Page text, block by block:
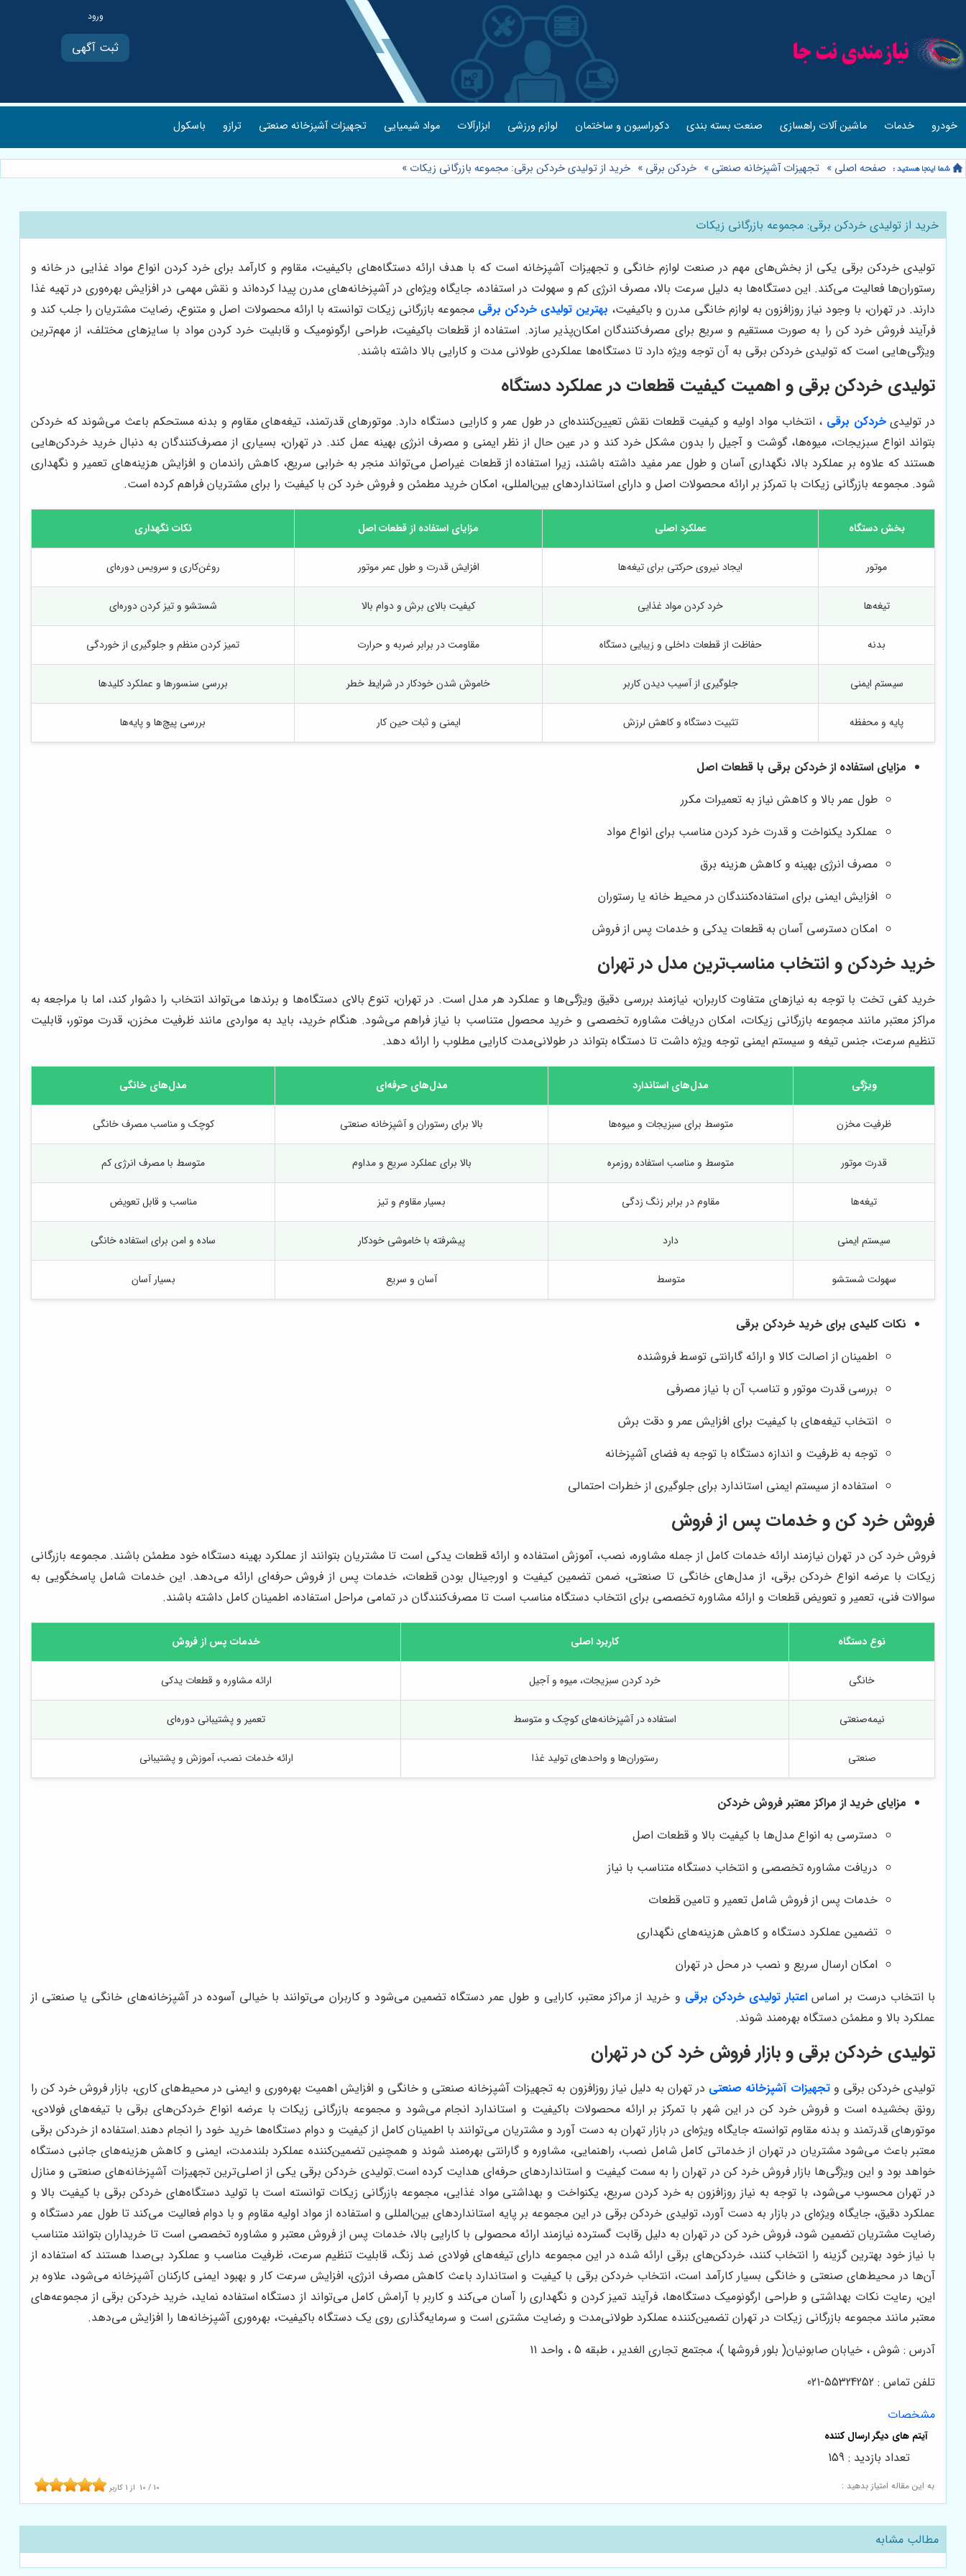
ثبت آگهی
خودرو خدمات ماشین آلات راهسازی صنعت بسته بندی دکوراسیون و ساختمان لوازم ورزشی ابزارآلات مواد شیمیایی تجهیزات آشپزخانه صنعتی ترازو باسکول
صفحه اصلی » تجهیزات آشپزخانه صنعتی » خردکن برقی » خرید از تولیدی خردکن برقی: مجموعه بازرگانی زیکات »
خرید از تولیدی خردکن برقی: مجموعه بازرگانی زیکات
تولیدی خردکن برقی یکی از بخش‌های مهم در صنعت لوازم خانگی و تجهیزات آشپزخانه است که با هدف ارائه دستگاه‌های باکیفیت، مقاوم و کارآمد برای خرد کردن انواع مواد غذایی در خانه و
رستوران‌ها فعالیت می‌کند. این دستگاه‌ها به دلیل سرعت بالا، مصرف انرژی کم و سهولت در استفاده، جایگاه ویژه‌ای در آشپزخانه‌های مدرن پیدا کرده‌اند و نقش مهمی در افزایش بهره‌وری در تهیه غذا
دارند. در تهران، با وجود نیاز روزافزون به لوازم خانگی مدرن و باکیفیت، بهترین تولیدی خردکن برقی مجموعه بازرگانی زیکات توانسته با ارائه محصولات اصل و متنوع، رضایت مشتریان را جلب کند و
فرآیند فروش خرد کن را به صورت مستقیم و سریع برای مصرف‌کنندگان امکان‌پذیر سازد. استفاده از قطعات باکیفیت، طراحی ارگونومیک و قابلیت خرد کردن مواد با سایزهای مختلف، از مهم‌ترین
ویژگی‌هایی است که تولیدی خردکن برقی به آن توجه ویژه دارد تا دستگاه‌ها عملکردی طولانی مدت و کارایی بالا داشته باشند.
تولیدی خردکن برقی و اهمیت کیفیت قطعات در عملکرد دستگاه
در تولیدی خردکن برقی ، انتخاب مواد اولیه و کیفیت قطعات نقش تعیین‌کننده‌ای در طول عمر و کارایی دستگاه دارد. موتورهای قدرتمند، تیغه‌های مقاوم و بدنه مستحکم باعث می‌شوند که خردکن
بتواند انواع سبزیجات، میوه‌ها، گوشت و آجیل را بدون مشکل خرد کند و در عین حال از نظر ایمنی و مصرف انرژی بهینه عمل کند. در تهران، بسیاری از مصرف‌کنندگان به دنبال خرید خردکن‌هایی
هستند که علاوه بر عملکرد بالا، نگهداری آسان و طول عمر مفید داشته باشند، زیرا استفاده از قطعات غیراصل می‌تواند منجر به خرابی سریع، کاهش راندمان و افزایش هزینه‌های تعمیر و نگهداری
شود. مجموعه بازرگانی زیکات با تمرکز بر ارائه محصولات اصل و دارای استانداردهای بین‌المللی، امکان خرید مطمئن و فروش خرد کن با کیفیت را برای مشتریان فراهم کرده است.
بخش دستگاه عملکرد اصلی مزایای استفاده از قطعات اصل نکات نگهداری
موتور ایجاد نیروی حرکتی برای تیغه‌ها افزایش قدرت و طول عمر موتور روغن‌کاری و سرویس دوره‌ای
تیغه‌ها خرد کردن مواد غذایی کیفیت بالای برش و دوام بالا شستشو و تیز کردن دوره‌ای
بدنه حفاظت از قطعات داخلی و زیبایی دستگاه مقاومت در برابر ضربه و حرارت تمیز کردن منظم و جلوگیری از خوردگی
سیستم ایمنی جلوگیری از آسیب دیدن کاربر خاموش شدن خودکار در شرایط خطر بررسی سنسورها و عملکرد کلیدها
پایه و محفظه تثبیت دستگاه و کاهش لرزش ایمنی و ثبات حین کار بررسی پیچ‌ها و پایه‌ها
مزایای استفاده از خردکن برقی با قطعات اصل
طول عمر بالا و کاهش نیاز به تعمیرات مکرر
عملکرد یکنواخت و قدرت خرد کردن مناسب برای انواع مواد
مصرف انرژی بهینه و کاهش هزینه برق
افزایش ایمنی برای استفاده‌کنندگان در محیط خانه یا رستوران
امکان دسترسی آسان به قطعات یدکی و خدمات پس از فروش
خرید خردکن و انتخاب مناسب‌ترین مدل در تهران
خرید کفی تخت با توجه به نیازهای متفاوت کاربران، نیازمند بررسی دقیق ویژگی‌ها و عملکرد هر مدل است. در تهران، تنوع بالای دستگاه‌ها و برندها می‌تواند انتخاب را دشوار کند، اما با مراجعه به
مراکز معتبر مانند مجموعه بازرگانی زیکات، امکان دریافت مشاوره تخصصی و خرید محصول متناسب با نیاز فراهم می‌شود. هنگام خرید، باید به مواردی مانند ظرفیت مخزن، قدرت موتور، قابلیت
تنظیم سرعت، جنس تیغه و سیستم ایمنی توجه ویژه داشت تا دستگاه بتواند در طولانی‌مدت کارایی مطلوب را ارائه دهد.
ویژگی مدل‌های استاندارد مدل‌های حرفه‌ای مدل‌های خانگی
ظرفیت مخزن متوسط برای سبزیجات و میوه‌ها بالا برای رستوران و آشپزخانه صنعتی کوچک و مناسب مصرف خانگی
قدرت موتور متوسط و مناسب استفاده روزمره بالا برای عملکرد سریع و مداوم متوسط با مصرف انرژی کم
تیغه‌ها مقاوم در برابر زنگ زدگی بسیار مقاوم و تیز مناسب و قابل تعویض
سیستم ایمنی دارد پیشرفته با خاموشی خودکار ساده و امن برای استفاده خانگی
سهولت شستشو متوسط آسان و سریع بسیار آسان
نکات کلیدی برای خرید خردکن برقی
اطمینان از اصالت کالا و ارائه گارانتی توسط فروشنده
بررسی قدرت موتور و تناسب آن با نیاز مصرفی
انتخاب تیغه‌های با کیفیت برای افزایش عمر و دقت برش
توجه به ظرفیت و اندازه دستگاه با توجه به فضای آشپزخانه
استفاده از سیستم ایمنی استاندارد برای جلوگیری از خطرات احتمالی
فروش خرد کن و خدمات پس از فروش
فروش خرد کن در تهران نیازمند ارائه خدمات کامل از جمله مشاوره، نصب، آموزش استفاده و ارائه قطعات یدکی است تا مشتریان بتوانند از عملکرد بهینه دستگاه خود مطمئن باشند. مجموعه بازرگانی
زیکات با عرضه انواع خردکن برقی، از مدل‌های خانگی تا صنعتی، ضمن تضمین کیفیت و اورجینال بودن قطعات، خدمات پس از فروش حرفه‌ای ارائه می‌دهد. این خدمات شامل پاسخگویی به
سوالات فنی، تعمیر و تعویض قطعات و ارائه مشاوره تخصصی برای انتخاب دستگاه مناسب است تا مصرف‌کنندگان در تمامی مراحل استفاده، اطمینان کامل داشته باشند.
نوع دستگاه کاربرد اصلی خدمات پس از فروش
خانگی خرد کردن سبزیجات، میوه و آجیل ارائه مشاوره و قطعات یدکی
نیمه‌صنعتی استفاده در آشپزخانه‌های کوچک و متوسط تعمیر و پشتیبانی دوره‌ای
صنعتی رستوران‌ها و واحدهای تولید غذا ارائه خدمات نصب، آموزش و پشتیبانی
مزایای خرید از مراکز معتبر فروش خردکن
دسترسی به انواع مدل‌ها با کیفیت بالا و قطعات اصل
دریافت مشاوره تخصصی و انتخاب دستگاه متناسب با نیاز
خدمات پس از فروش شامل تعمیر و تامین قطعات
تضمین عملکرد دستگاه و کاهش هزینه‌های نگهداری
امکان ارسال سریع و نصب در محل در تهران
با انتخاب درست بر اساس اعتبار تولیدی خردکن برقی و خرید از مراکز معتبر، کارایی و طول عمر دستگاه تضمین می‌شود و کاربران می‌توانند با خیالی آسوده در آشپزخانه‌های خانگی یا صنعتی از
عملکرد بالا و مطمئن دستگاه بهره‌مند شوند.
تولیدی خردکن برقی و بازار فروش خرد کن در تهران
تولیدی خردکن برقی وتجهیزات آشپزخانه صنعتی در تهران به دلیل نیاز روزافزون به تجهیزات آشپزخانه صنعتی و خانگی و افزایش اهمیت بهره‌وری و ایمنی در محیط‌های کاری، بازار فروش خرد کن را
رونق بخشیده است و فروش خرد کن در این شهر با تمرکز بر ارائه محصولات باکیفیت و استاندارد انجام می‌شود و مجموعه بازرگانی زیکات با عرضه انواع خردکن‌های برقی با تیغه‌های فولادی،
موتورهای قدرتمند و بدنه مقاوم توانسته جایگاه ویژه‌ای در بازار تهران به دست آورد و مشتریان می‌توانند با اطمینان کامل از کیفیت و دوام دستگاه‌ها خرید خود را انجام دهند.استفاده از خردکن برقی
معتبر باعث می‌شود مشتریان در تهران از خدماتی کامل شامل نصب، راهنمایی، مشاوره و گارانتی بهره‌مند شوند و همچنین تضمین‌کننده عملکرد بلندمدت، ایمنی و کاهش هزینه‌های جانبی دستگاه
خواهد بود و این ویژگی‌ها بازار فروش خرد کن در تهران را به سمت کیفیت و استانداردهای حرفه‌ای هدایت کرده است.تولیدی خردکن برقی یکی از اصلی‌ترین تجهیزات آشپزخانه‌های صنعتی و منازل
در تهران محسوب می‌شود، با توجه به نیاز روزافزون به خرد کردن سریع، یکنواخت و بهداشتی مواد غذایی، مجموعه بازرگانی زیکات توانسته است با تولید دستگاه‌های خردکن برقی با کیفیت بالا و
عملکرد دقیق، جایگاه ویژه‌ای در بازار به دست آورد، تولیدی خردکن برقی در این مجموعه بر پایه استانداردهای بین‌المللی و استفاده از مواد اولیه مقاوم و با دوام فعالیت می‌کند تا طول عمر دستگاه و
رضایت مشتریان تضمین شود، فروش خرد کن در تهران به دلیل رقابت گسترده نیازمند ارائه محصولی با کارایی بالا، خدمات پس از فروش معتبر و مشاوره تخصصی است تا خریداران بتوانند متناسب
با نیاز خود بهترین گزینه را انتخاب کنند، خردکن‌های برقی ارائه شده در این مجموعه دارای تیغه‌های فولادی ضد زنگ، قابلیت تنظیم سرعت، ظرفیت مناسب و عملکرد بی‌صدا هستند که استفاده از
آن‌ها در محیط‌های صنعتی و خانگی بسیار کارآمد است، انتخاب خردکن برقی با کیفیت و استاندارد باعث کاهش مصرف انرژی، افزایش سرعت کار و بهبود ایمنی کارکنان آشپزخانه می‌شود، علاوه بر
این، رعایت نکات بهداشتی و طراحی ارگونومیک دستگاه‌ها، فرآیند تمیز کردن و نگهداری را آسان می‌کند و کاربر با آرامش کامل می‌تواند از دستگاه استفاده نماید، خرید خردکن برقی از مجموعه‌های
معتبر مانند مجموعه بازرگانی زیکات در تهران تضمین‌کننده عملکرد طولانی‌مدت و رضایت مشتری است و سرمایه‌گذاری روی یک دستگاه باکیفیت، بهره‌وری آشپزخانه‌ها را افزایش می‌دهد.
آدرس : شوش ، خیابان صابونیان( بلور فروشها )، مجتمع تجاری الغدیر ، طبقه 5 ، واحد 11
تلفن تماس : 55324252-021
مشخصات
به این مقاله امتیاز بدهید : 10 / 10 از 1 کاربر
تعداد بازدید : 159
مطالب مشابه